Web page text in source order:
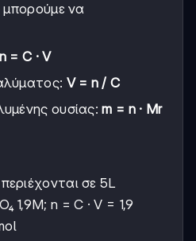
να
n = C · V
V = n / C
ουσίας:m = n · Mr
σε 5L
1,9M; n = C · V = 1,9